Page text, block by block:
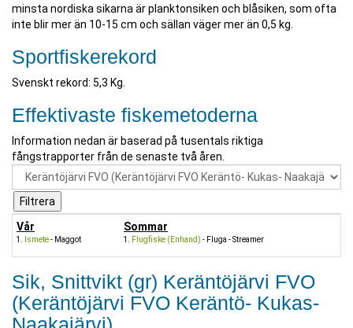
minsta nordiska sikarna är planktonsiken och blåsiken, som ofta
inte blir mer än 10-15 cm och sällan väger mer än 0,5 kg.
Sportfiskerekord
Svenskt rekord: 5,3 Kg.
Effektivaste fiskemetoderna
Information nedan är baserad på tusentals riktiga
fångstrapporter från de senaste två åren.
Vår
Ismete- Maggot
Sommar
Flugfiske (Enhand) - Fluga - Streamer
Sik, Snittvikt (gr) Keräntöjärvi FVO
(Keräntöjärvi FVO Keräntö- Kukas-